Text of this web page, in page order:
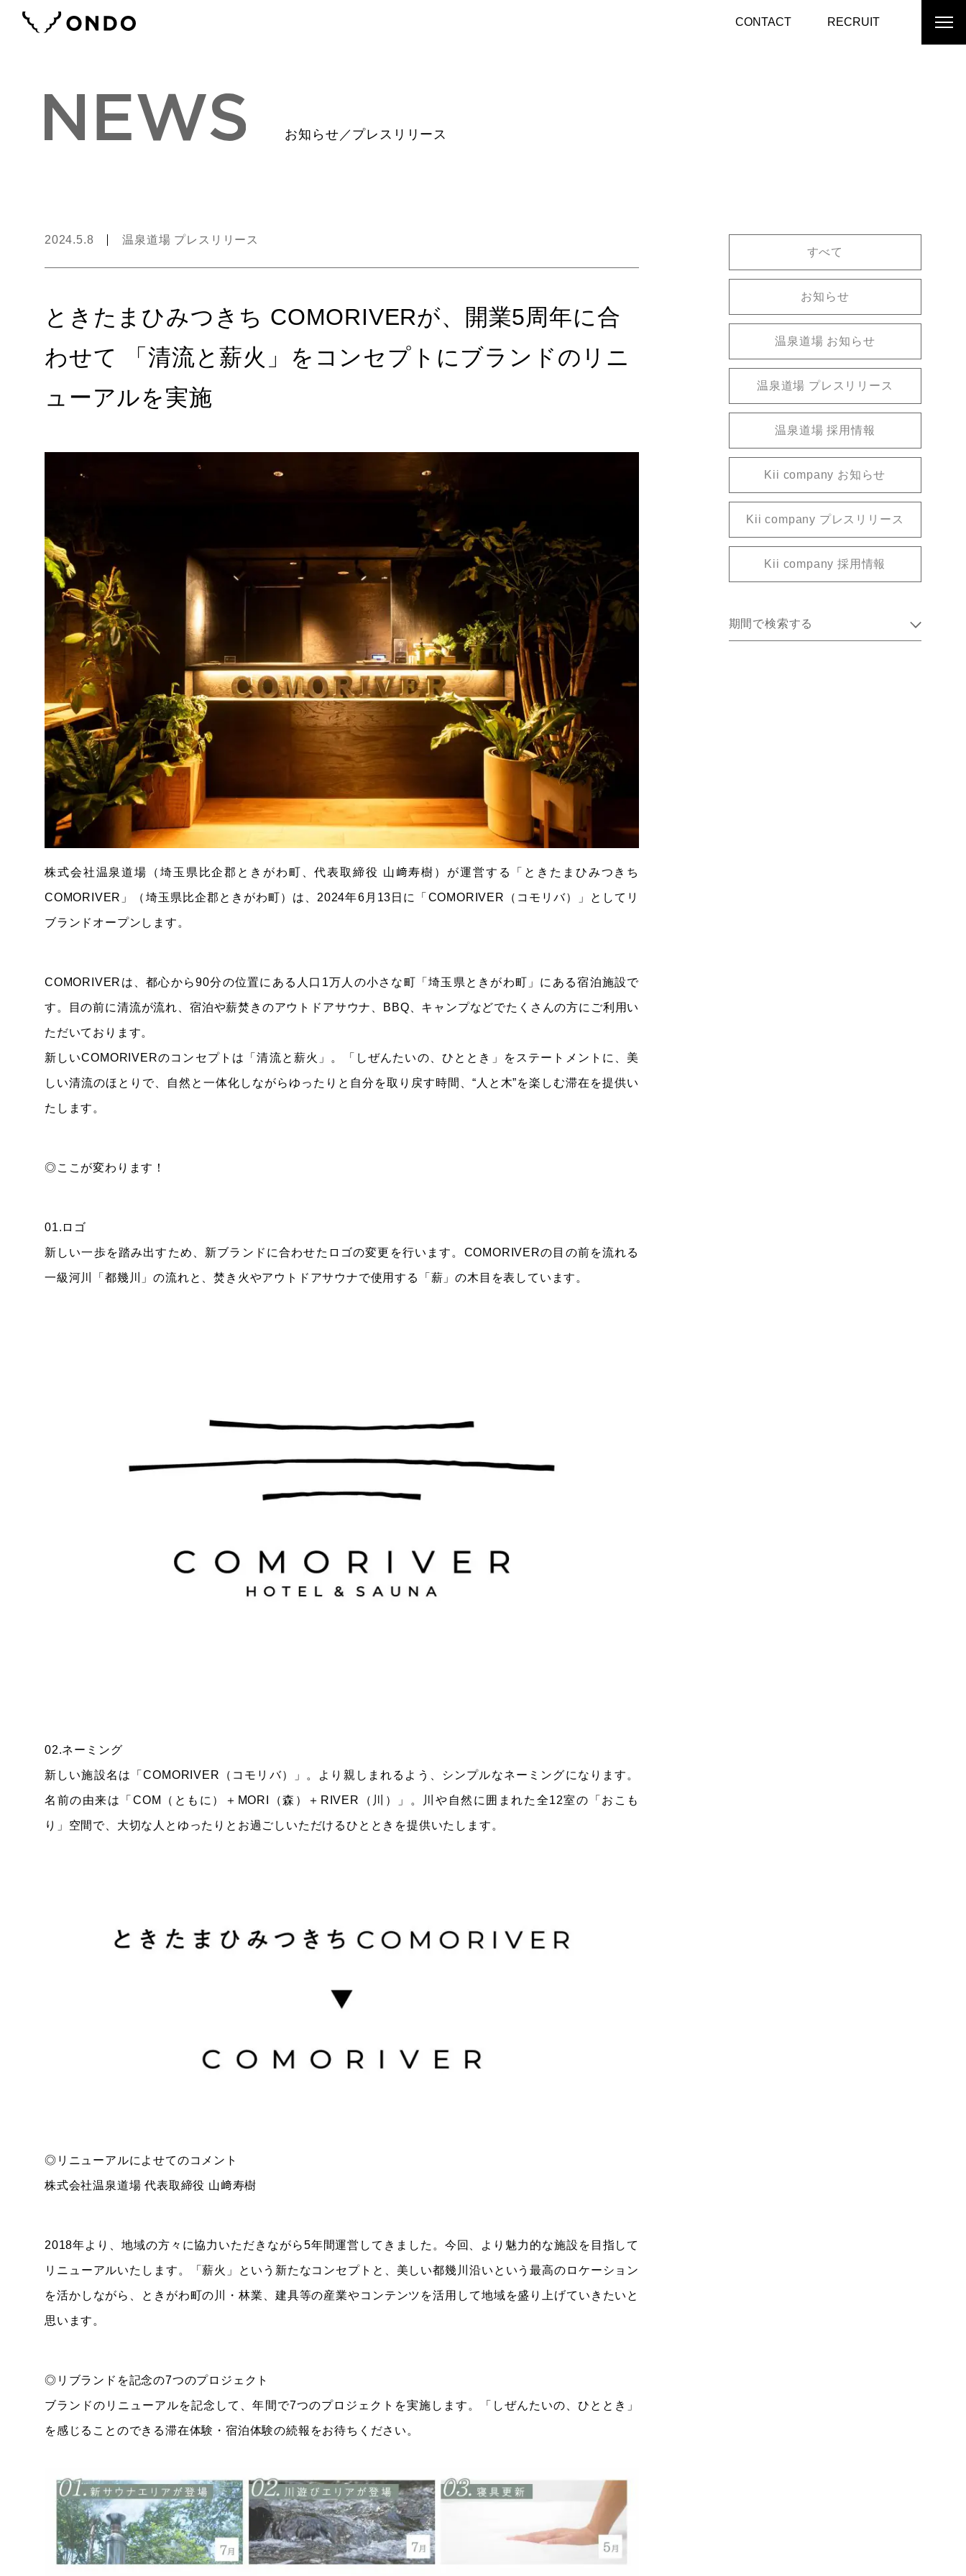
CONTACT RECRUIT
お知らせ／プレスリリース
2024.5.8 温泉道場 プレスリリース
ときたまひみつきち COMORIVERが、開業5周年に合
わせて 「清流と薪火」をコンセプトにブランドのリニ
ューアルを実施
株式会社温泉道場（埼玉県比企郡ときがわ町、代表取締役 山﨑寿樹）が運営する「ときたまひみつきち
COMORIVER」（埼玉県比企郡ときがわ町）は、2024年6月13日に「COMORIVER（コモリバ）」としてリ
ブランドオープンします。
COMORIVERは、都心から90分の位置にある人口1万人の小さな町「埼玉県ときがわ町」にある宿泊施設で
す。目の前に清流が流れ、宿泊や薪焚きのアウトドアサウナ、BBQ、キャンプなどでたくさんの方にご利用い
ただいております。
新しいCOMORIVERのコンセプトは「清流と薪火」。「しぜんたいの、ひととき」をステートメントに、美
しい清流のほとりで、自然と一体化しながらゆったりと自分を取り戻す時間、“人と木”を楽しむ滞在を提供い
たします。
◎ここが変わります！
01.ロゴ
新しい一歩を踏み出すため、新ブランドに合わせたロゴの変更を行います。COMORIVERの目の前を流れる
一級河川「都幾川」の流れと、焚き火やアウトドアサウナで使用する「薪」の木目を表しています。
02.ネーミング
新しい施設名は「COMORIVER（コモリバ）」。より親しまれるよう、シンプルなネーミングになります。
名前の由来は「COM（ともに）＋MORI（森）＋RIVER（川）」。川や自然に囲まれた全12室の「おこも
り」空間で、大切な人とゆったりとお過ごしいただけるひとときを提供いたします。
◎リニューアルによせてのコメント
株式会社温泉道場 代表取締役 山﨑寿樹
2018年より、地域の方々に協力いただきながら5年間運営してきました。今回、より魅力的な施設を目指して
リニューアルいたします。「薪火」という新たなコンセプトと、美しい都幾川沿いという最高のロケーション
を活かしながら、ときがわ町の川・林業、建具等の産業やコンテンツを活用して地域を盛り上げていきたいと
思います。
◎リブランドを記念の7つのプロジェクト
ブランドのリニューアルを記念して、年間で7つのプロジェクトを実施します。「しぜんたいの、ひととき」
を感じることのできる滞在体験・宿泊体験の続報をお待ちください。
すべて
お知らせ
温泉道場 お知らせ
温泉道場 プレスリリース
温泉道場 採用情報
Kii company お知らせ
Kii company プレスリリース
Kii company 採用情報
期間で検索する